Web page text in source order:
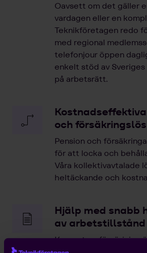
Oavsett om det gäller
vardagen eller en
Teknikföretagen redo
med regional
telefonjour öppen
enkelt stöd av
på arbetsrätt.
och
Pension och
för att locka och
Våra kollektivavtalade
heltäckande och
Hjälp med snabb
av arbetstillstånd
Kompetensförsörjning